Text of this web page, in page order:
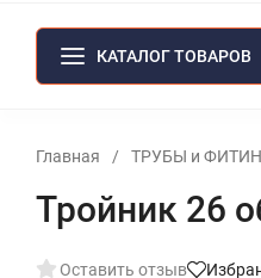
КАТАЛОГ ТОВАРОВ
Главная / ТРУБЫ и
Тройник 26
Оставить отзыв